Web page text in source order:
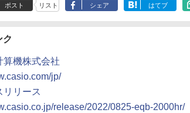
ポスト リスト シェア はてブ
ク
算機株式会社
jp/
リリース
release/2022/0825-eqb-2000hr/